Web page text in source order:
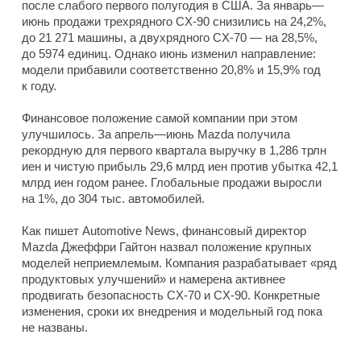
после слабого первого полугодия в США. За январь—
июнь продажи трехрядного CX-90 снизились на 24,2%,
до 21 271 машины, а двухрядного CX-70 — на 28,5%,
до 5974 единиц. Однако июнь изменил направление:
модели прибавили соответственно 20,8% и 15,9% год
к году.
Финансовое положение самой компании при этом
улучшилось. За апрель—июнь Mazda получила
рекордную для первого квартала выручку в 1,286 трлн
иен и чистую прибыль 29,6 млрд иен против убытка 42,1
млрд иен годом ранее. Глобальные продажи выросли
на 1%, до 304 тыс. автомобилей.
Как пишет Automotive News, финансовый директор
Mazda Джеффри Гайтон назвал положение крупных
моделей неприемлемым. Компания разрабатывает «ряд
продуктовых улучшений» и намерена активнее
продвигать безопасность CX-70 и CX-90. Конкретные
изменения, сроки их внедрения и модельный год пока
не названы.